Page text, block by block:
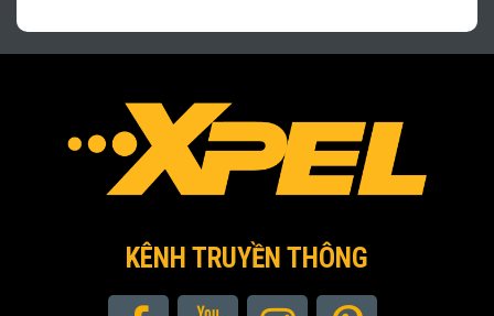
KÊNH TRUYỀN THÔNG